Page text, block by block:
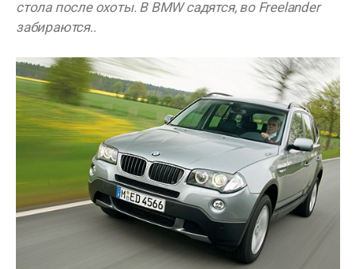
стола после охоты. В BMW садятся, во Freelander
забираются..